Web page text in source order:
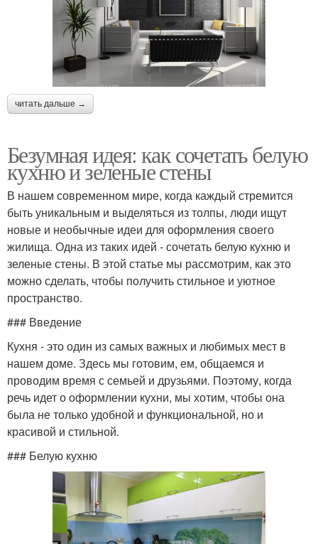
читать дальше →
Безумная идея: как сочетать белую
кухню и зеленые стены
В нашем современном мире, когда каждый стремится
быть уникальным и выделяться из толпы, люди ищут
новые и необычные идеи для оформления своего
жилища. Одна из таких идей - сочетать белую кухню и
зеленые стены. В этой статье мы рассмотрим, как это
можно сделать, чтобы получить стильное и уютное
пространство.
### Введение
Кухня - это один из самых важных и любимых мест в
нашем доме. Здесь мы готовим, ем, общаемся и
проводим время с семьей и друзьями. Поэтому, когда
речь идет о оформлении кухни, мы хотим, чтобы она
была не только удобной и функциональной, но и
красивой и стильной.
### Белую кухню